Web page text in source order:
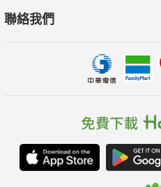
聯絡我們